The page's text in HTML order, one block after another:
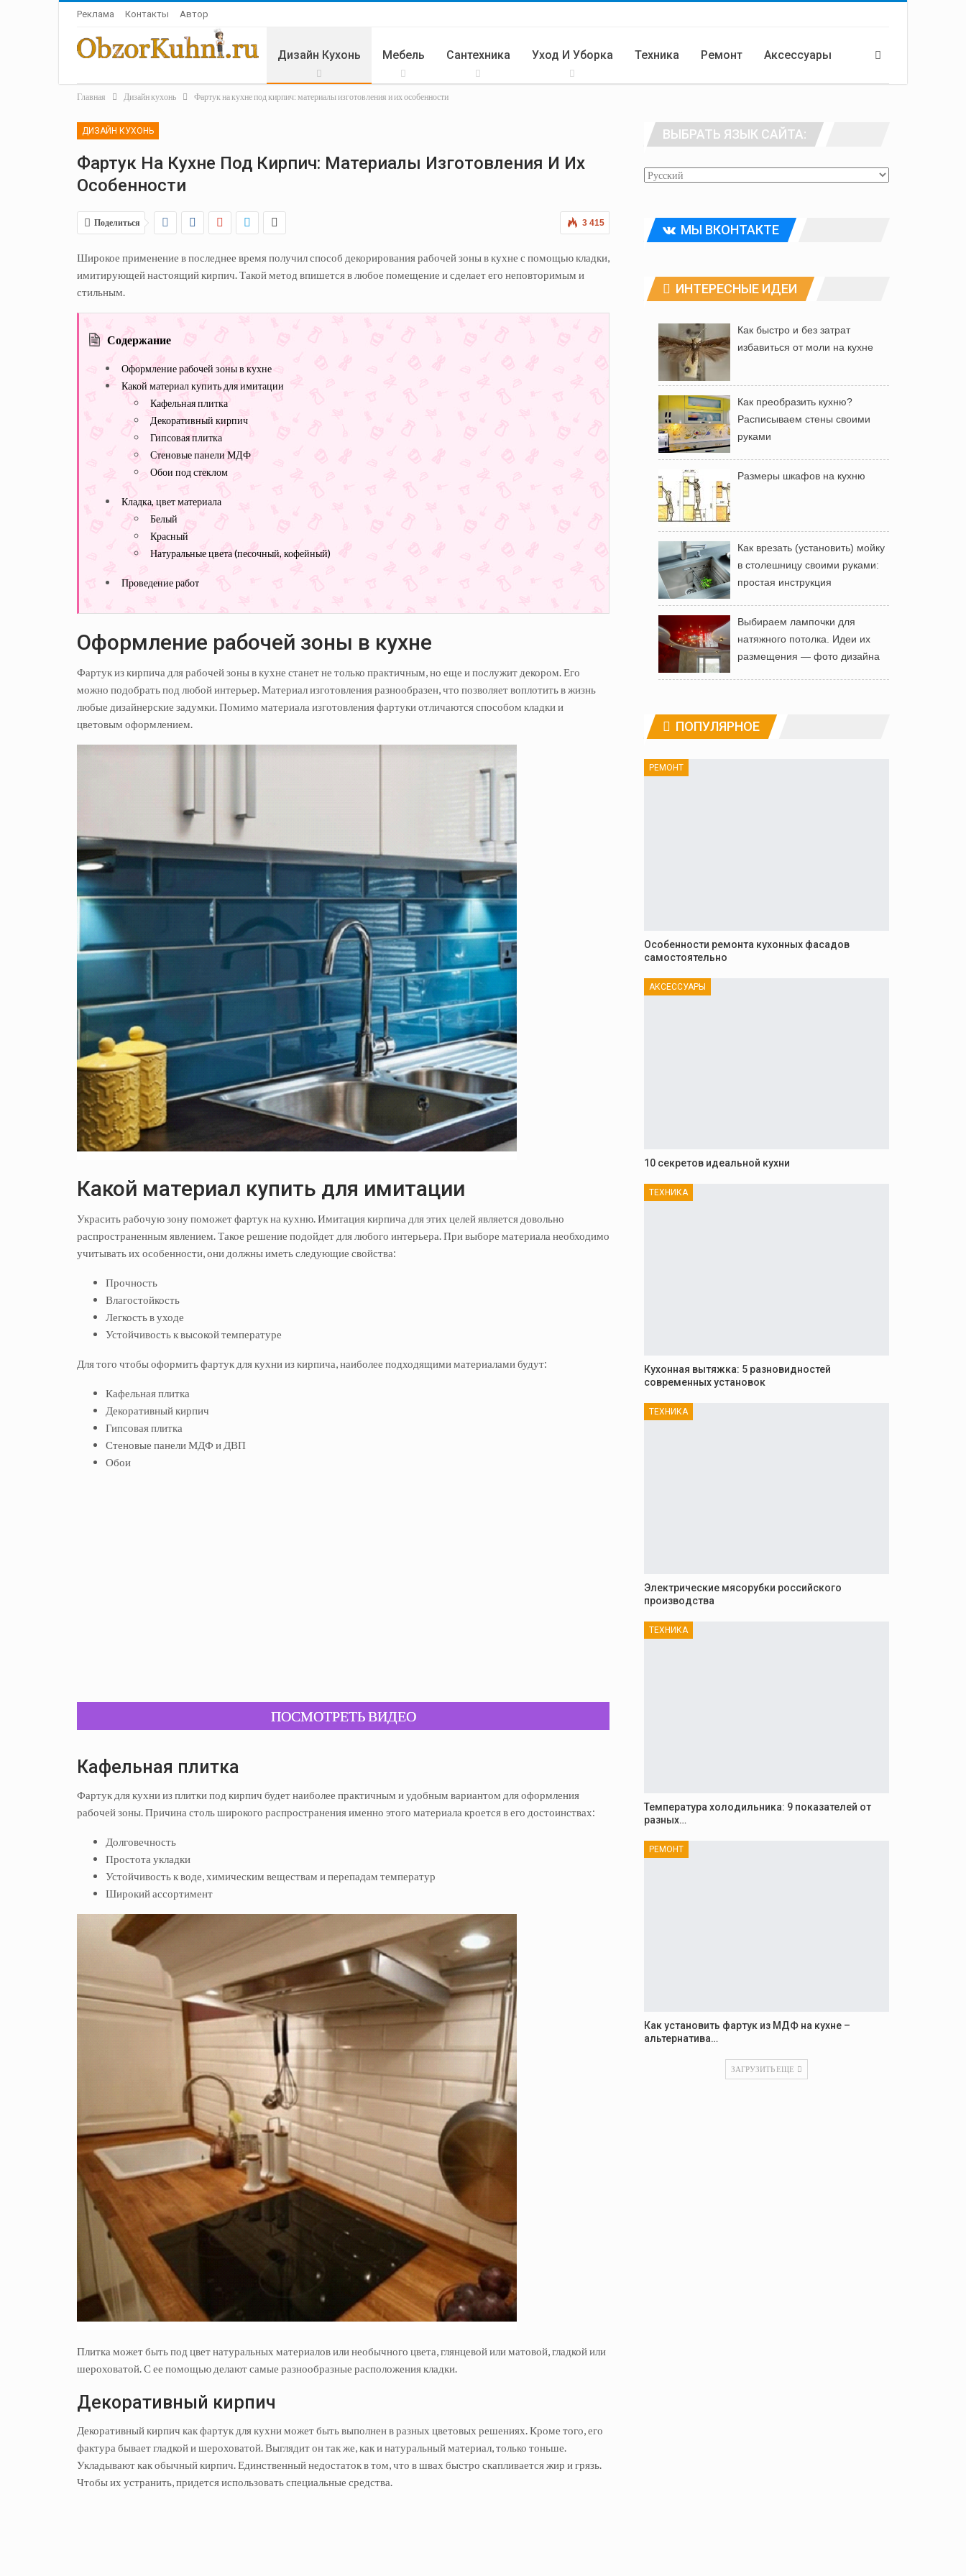
Реклама Контакты Автор
Дизайн Кухонь Мебель Сантехника Уход И Уборка Техника Ремонт Аксессуары
Главная Дизайн кухонь Фартук на кухне под кирпич: материалы изготовления и их особенности
ДИЗАЙН КУХОНЬ
Фартук На Кухне Под Кирпич: Материалы Изготовления И Их
Особенности
3 415
Поделиться
Широкое применение в последнее время получил способ декорирования рабочей зоны в кухне с помощью кладки,
имитирующей настоящий кирпич. Такой метод впишется в любое помещение и сделает его неповторимым и
стильным.
Содержание
Оформление рабочей зоны в кухне
Какой материал купить для имитации
Кафельная плитка
Декоративный кирпич
Гипсовая плитка
Стеновые панели МДФ
Обои под стеклом
Кладка, цвет материала
Белый
Красный
Натуральные цвета (песочный, кофейный)
Проведение работ
Оформление рабочей зоны в кухне
Фартук из кирпича для рабочей зоны в кухне станет не только практичным, но еще и послужит декором. Его
можно подобрать под любой интерьер. Материал изготовления разнообразен, что позволяет воплотить в жизнь
любые дизайнерские задумки. Помимо материала изготовления фартуки отличаются способом кладки и
цветовым оформлением.
Какой материал купить для имитации
Украсить рабочую зону поможет фартук на кухню. Имитация кирпича для этих целей является довольно
распространенным явлением. Такое решение подойдет для любого интерьера. При выборе материала необходимо
учитывать их особенности, они должны иметь следующие свойства:
Прочность
Влагостойкость
Легкость в уходе
Устойчивость к высокой температуре
Для того чтобы оформить фартук для кухни из кирпича, наиболее подходящими материалами будут:
Кафельная плитка
Декоративный кирпич
Гипсовая плитка
Стеновые панели МДФ и ДВП
Обои
ПОСМОТРЕТЬ ВИДЕО
Кафельная плитка
Фартук для кухни из плитки под кирпич будет наиболее практичным и удобным вариантом для оформления
рабочей зоны. Причина столь широкого распространения именно этого материала кроется в его достоинствах:
Долговечность
Простота укладки
Устойчивость к воде, химическим веществам и перепадам температур
Широкий ассортимент
Плитка может быть под цвет натуральных материалов или необычного цвета, глянцевой или матовой, гладкой или
шероховатой. С ее помощью делают самые разнообразные расположения кладки.
Декоративный кирпич
Декоративный кирпич как фартук для кухни может быть выполнен в разных цветовых решениях. Кроме того, его
фактура бывает гладкой и шероховатой. Выглядит он так же, как и натуральный материал, только тоньше.
Укладывают как обычный кирпич. Единственный недостаток в том, что в швах быстро скапливается жир и грязь.
Чтобы их устранить, придется использовать специальные средства.
ВЫБРАТЬ ЯЗЫК САЙТА:
МЫ ВКОНТАКТЕ
ИНТЕРЕСНЫЕ ИДЕИ
Как быстро и без затрат
избавиться от моли на кухне
Как преобразить кухню?
Расписываем стены своими
руками
Размеры шкафов на кухню
Как врезать (установить) мойку
в столешницу своими руками:
простая инструкция
Выбираем лампочки для
натяжного потолка. Идеи их
размещения — фото дизайна
ПОПУЛЯРНОЕ
РЕМОНТ
Особенности ремонта кухонных фасадов
самостоятельно
АКСЕССУАРЫ
10 секретов идеальной кухни
ТЕХНИКА
Кухонная вытяжка: 5 разновидностей
современных установок
ТЕХНИКА
Электрические мясорубки российского
производства
ТЕХНИКА
Температура холодильника: 9 показателей от
разных…
РЕМОНТ
Как установить фартук из МДФ на кухне –
альтернатива…
ЗАГРУЗИТЬ ЕЩЕ